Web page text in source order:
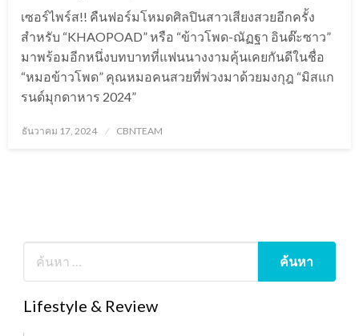
เซอร์ไพร์ส!! คืนฟอร์มโหมดศิลปินสาวเสียงสวยอีกครั้ง
สำหรับ “KHAOPOAD” หรือ “ข้าวโพด-ณัฏฐา อินต๊ะซาว”
มาพร้อมอีกหนึ่งบทบาทที่แฟนนางงามคุ้นเคยกันดีในชื่อ
“หมอข้าวโพด” คุณหมอคนสวยที่พ่วงมาด้วยมงกุฎ “มิสแก
รนด์มุกดาหาร 2024”
Posted
ธันวาคม 17, 2024 CBNTEAM
Lifestyle & Review